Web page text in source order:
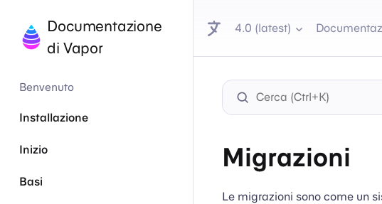
Documentazione
di Vapor
Benvenuto
Installazione
Inizio
Basi
4.0 (latest)
Migrazioni
Le migrazioni sono come un